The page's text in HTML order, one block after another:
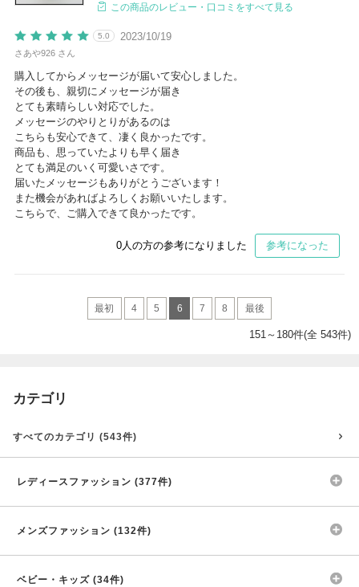
この商品のレビュー・口コミをすべて見る
2023/10/19
5.0
さあや926 さん
購入してからメッセージが届いて安心しました。
その後も、親切にメッセージが届き
とても素晴らしい対応でした。
メッセージのやりとりがあるのは
こちらも安心できて、凄く良かったです。
商品も、思っていたよりも早く届き
とても満足のいく可愛いさです。
届いたメッセージもありがとうございます！
また機会があればよろしくお願いいたします。
こちらで、ご購入できて良かったです。
0 人の方の参考になりました 参考になった
最初 4 5 6 7 8 最後
151～180件(全 543件)
カテゴリ
すべてのカテゴリ (543件)
レディースファッション (377件)
メンズファッション (132件)
ベビー・キッズ (34件)